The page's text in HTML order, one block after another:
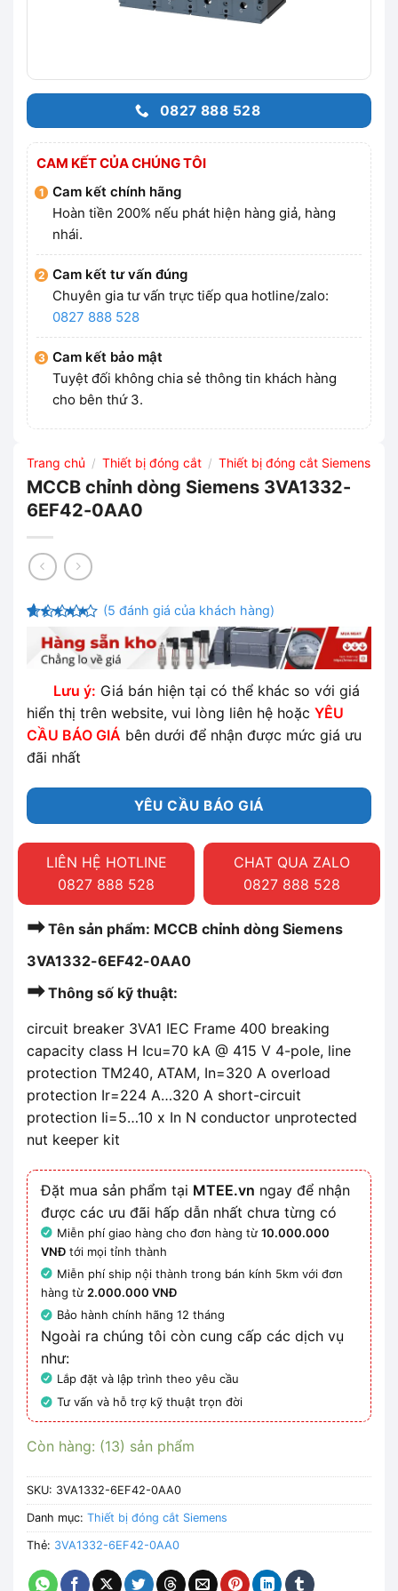
0827 888 528
CAM KẾT CỦA CHÚNG TÔI
Cam kết chính hãng
Hoàn tiền 200% nếu phát hiện hàng giả, hàng
nhái.
Cam kết tư vấn đúng
Chuyên gia tư vấn trực tiếp qua hotline/zalo:
0827 888 528
Cam kết bảo mật
Tuyệt đối không chia sẻ thông tin khách hàng
cho bên thứ 3.
Trang chủ / Thiết bị đóng cắt / Thiết bị đóng cắt Siemens
MCCB chỉnh dòng Siemens 3VA1332-
6EF42-0AA0
trên 5
dựa trên
đánh giá
(5 đánh giá của khách hàng)
Lưu ý: Giá bán hiện tại có thể khác so với giá
hiển thị trên website, vui lòng liên hệ hoặc YÊU
CẦU BÁO GIÁ bên dưới để nhận được mức giá ưu
đãi nhất
YÊU CẦU BÁO GIÁ
LIÊN HỆ HOTLINE
0827 888 528
CHAT QUA ZALO
0827 888 528
➡Tên sản phẩm: MCCB chỉnh dòng Siemens
3VA1332-6EF42-0AA0
➡Thông số kỹ thuật:
circuit breaker 3VA1 IEC Frame 400 breaking
capacity class H Icu=70 kA @ 415 V 4-pole, line
protection TM240, ATAM, In=320 A overload
protection Ir=224 A…320 A short-circuit
protection Ii=5…10 x In N conductor unprotected
nut keeper kit
Đặt mua sản phẩm tại MTEE.vn ngay để nhận
được các ưu đãi hấp dẫn nhất chưa từng có
Miễn phí giao hàng cho đơn hàng từ10.000.000
VNĐ tới mọi tỉnh thành
Miễn phí ship nội thành trong bán kính 5km với đơn
hàng từ2.000.000 VNĐ
Bảo hành chính hãng 12 tháng
Ngoài ra chúng tôi còn cung cấp các dịch vụ
như:
Lắp đặt và lập trình theo yêu cầu
Tư vấn và hỗ trợ kỹ thuật trọn đời
Còn hàng: (13) sản phẩm
SKU: 3VA1332-6EF42-0AA0
Danh mục: Thiết bị đóng cắt Siemens
Thẻ: 3VA1332-6EF42-0AA0